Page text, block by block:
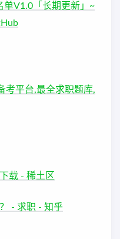
单V1.0「长期更新」~
考平台,最全求职题库,
载 - 稀土区
- 求职 - 知乎